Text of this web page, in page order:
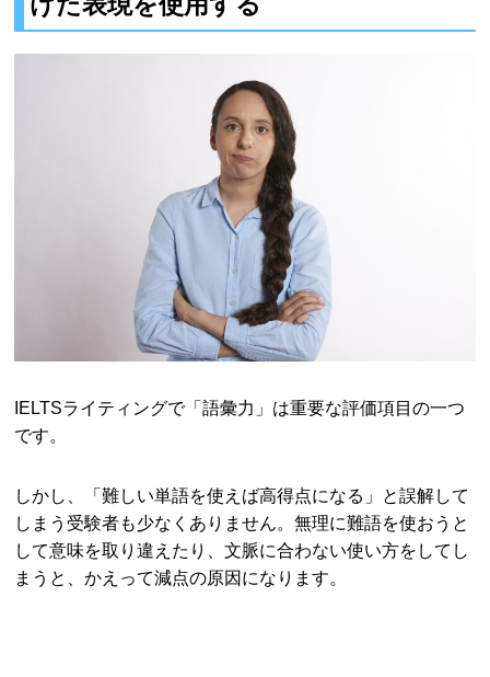
IELTSライティングで「語彙力」は重要な評価項目の一つ
です。
しかし、「難しい単語を使えば高得点になる」と誤解して
しまう受験者も少なくありません。無理に難語を使おうと
して意味を取り違えたり、文脈に合わない使い方をしてし
まうと、かえって減点の原因になります。